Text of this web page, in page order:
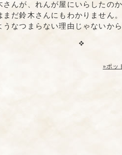
さんが、れんが屋にいらしたの
まだ鈴木さんにもわかりません
うなつまらない理由じゃないか
»ポッ